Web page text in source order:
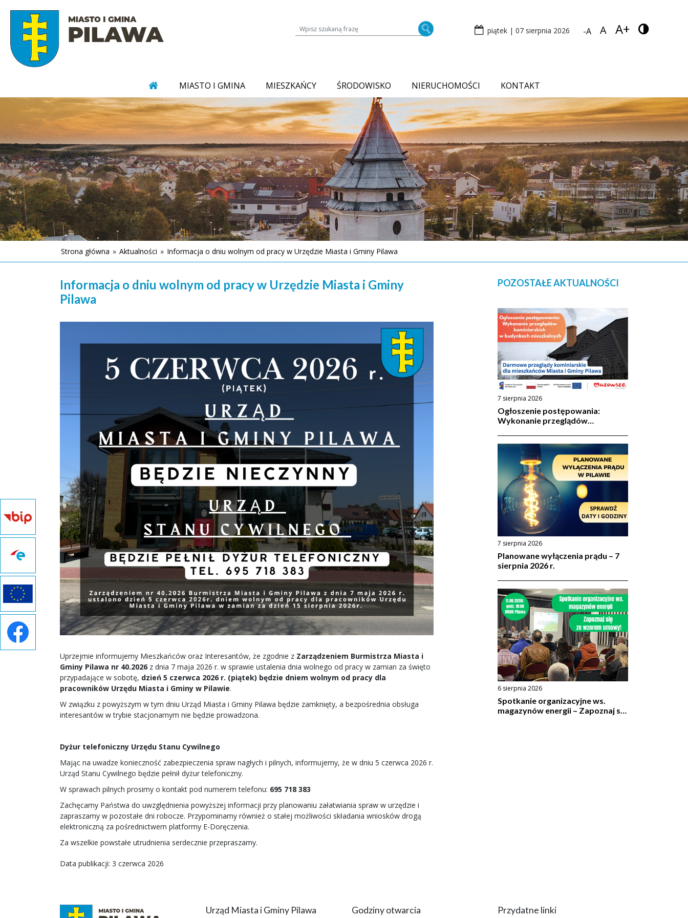
Wyszukiwarka treści na stronie piątek | 07 sierpnia 2026 -A A A+
MIASTO I GMINA MIESZKAŃCY ŚRODOWISKO NIERUCHOMOŚCI KONTAKT
Strona główna » Aktualności » Informacja o dniu wolnym od pracy w Urzędzie Miasta i Gminy Pilawa
Informacja o dniu wolnym od pracy w Urzędzie Miasta i Gminy
Pilawa
Uprzejmie informujemy Mieszkańców oraz Interesantów, że zgodnie z Zarządzeniem Burmistrza Miasta i
Gminy Pilawa nr 40.2026 z dnia 7 maja 2026 r. w sprawie ustalenia dnia wolnego od pracy w zamian za święto
przypadające w sobotę, dzień 5 czerwca 2026 r. (piątek) będzie dniem wolnym od pracy dla
pracowników Urzędu Miasta i Gminy w Pilawie.
W związku z powyższym w tym dniu Urząd Miasta i Gminy Pilawa będzie zamknięty, a bezpośrednia obsługa
interesantów w trybie stacjonarnym nie będzie prowadzona.
Dyżur telefoniczny Urzędu Stanu Cywilnego
Mając na uwadze konieczność zabezpieczenia spraw nagłych i pilnych, informujemy, że w dniu 5 czerwca 2026 r.
Urząd Stanu Cywilnego będzie pełnił dyżur telefoniczny.
W sprawach pilnych prosimy o kontakt pod numerem telefonu: 695 718 383
Zachęcamy Państwa do uwzględnienia powyższej informacji przy planowaniu załatwiania spraw w urzędzie i
zapraszamy w pozostałe dni robocze. Przypominamy również o stałej możliwości składania wniosków drogą
elektroniczną za pośrednictwem platformy E-Doręczenia.
Za wszelkie powstałe utrudnienia serdecznie przepraszamy.
Data publikacji: 3 czerwca 2026
POZOSTAŁE AKTUALNOŚCI
7 sierpnia 2026
Ogłoszenie postępowania:
Wykonanie przeglądów
7 sierpnia 2026
Planowane wyłączenia prądu – 7
sierpnia 2026 r.
6 sierpnia 2026
Spotkanie organizacyjne ws.
magazynów energii – Zapoznaj się
Urząd Miasta i Gminy Pilawa Godziny otwarcia Przydatne linki